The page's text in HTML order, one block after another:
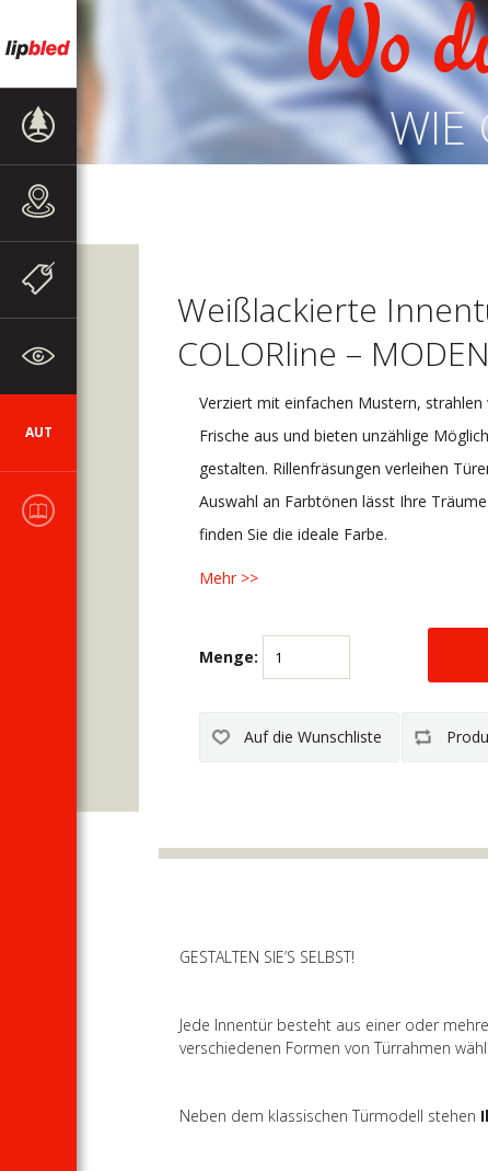
MITTEILUNGEN
UNTERNEHMEN
AUT CZ
Wo
WIE
Weißlackierte
COLORline –
Verziert mit einfachen Mustern,
Frische aus und bieten unzählige
gestalten. Rillenfräsungen verleihen
Auswahl an Farbtönen lässt Ihre
finden Sie die ideale Farbe.
Mehr >>
Menge:
GESTALTEN SIE’S SELBST!
Jede Innentür besteht aus einer oder
verschiedenen Formen von Türrahmen
Neben dem klassischen Türmodell stehen